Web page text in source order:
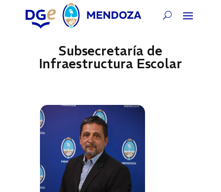
Subsecretaría de
Infraestructura Escolar